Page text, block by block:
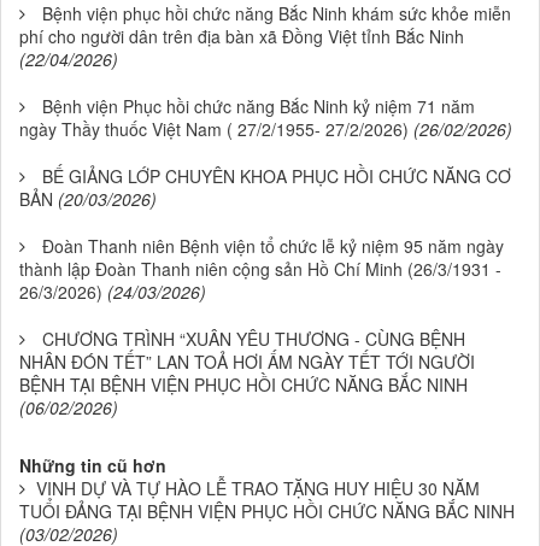
Bệnh viện phục hồi chức năng Bắc Ninh khám sức khỏe miễn
phí cho người dân trên địa bàn xã Đồng Việt tỉnh Bắc Ninh
(22/04/2026)
Bệnh viện Phục hồi chức năng Bắc Ninh kỷ niệm 71 năm
ngày Thầy thuốc Việt Nam ( 27/2/1955- 27/2/2026) (26/02/2026)
BẾ GIẢNG LỚP CHUYÊN KHOA PHỤC HỒI CHỨC NĂNG CƠ
BẢN (20/03/2026)
Đoàn Thanh niên Bệnh viện tổ chức lễ kỷ niệm 95 năm ngày
thành lập Đoàn Thanh niên cộng sản Hồ Chí Minh (26/3/1931 -
26/3/2026) (24/03/2026)
CHƯƠNG TRÌNH “XUÂN YÊU THƯƠNG - CÙNG BỆNH
NHÂN ĐÓN TẾT” LAN TOẢ HƠI ẤM NGÀY TẾT TỚI NGƯỜI
BỆNH TẠI BỆNH VIỆN PHỤC HỒI CHỨC NĂNG BẮC NINH
(06/02/2026)
Những tin cũ hơn
VINH DỰ VÀ TỰ HÀO LỄ TRAO TẶNG HUY HIỆU 30 NĂM
TUỔI ĐẢNG TẠI BỆNH VIỆN PHỤC HỒI CHỨC NĂNG BẮC NINH
(03/02/2026)